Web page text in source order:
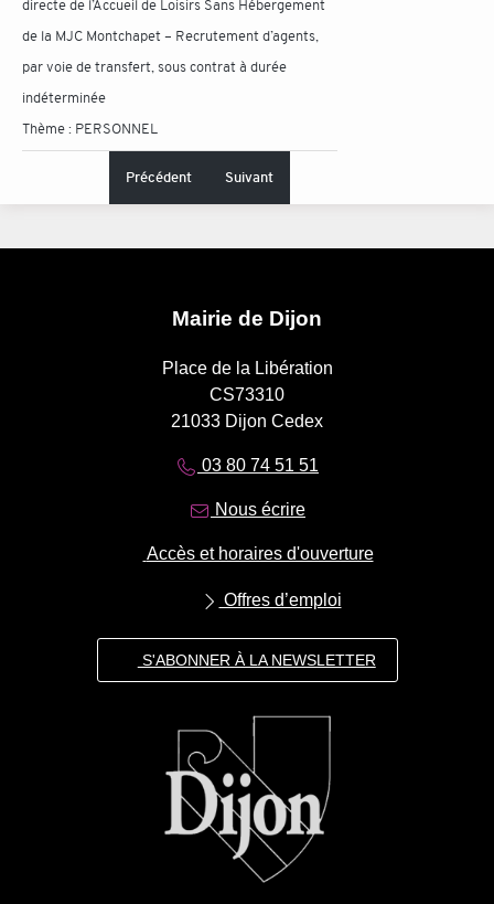
directe de l’Accueil de Loisirs Sans Hébergement
de la MJC Montchapet – Recrutement d’agents,
par voie de transfert, sous contrat à durée
indéterminée
Thème : PERSONNEL
Précédent Suivant
Mairie de Dijon
Place de la Libération
CS73310
21033 Dijon Cedex
03 80 74 51 51
Nous écrire
Accès et horaires d'ouverture
Offres d’emploi
S'ABONNER À LA NEWSLETTER